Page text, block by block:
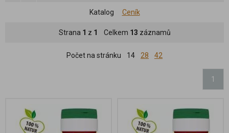
Katalog Ceník
Strana 1 z 1 Celkem 13 záznamů
Počet na stránku 14 28 42
1